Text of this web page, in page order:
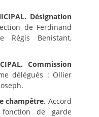
Désignation
de Ferdinand
Régis Benistant,
Commission
délégués : Ollier
champêtre. Accord
de garde